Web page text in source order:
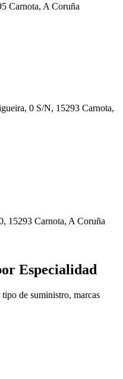
Carnota, A Coruña
0 S/N, 15293 Carnota,
15293 Carnota, A Coruña
Especialidad
de suministro, marcas